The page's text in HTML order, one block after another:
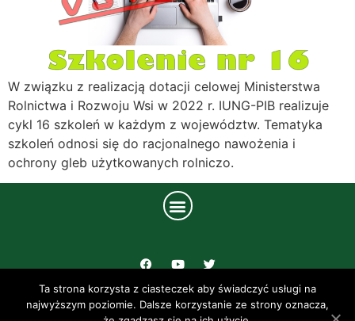
W związku z realizacją dotacji celowej Ministerstwa
Rolnictwa i Rozwoju Wsi w 2022 r. IUNG-PIB realizuje
cykl 16 szkoleń w każdym z województw. Tematyka
szkoleń odnosi się do racjonalnego nawożenia i
ochrony gleb użytkowanych rolniczo.
UL. CZARTORYSKICH 8 24-100 PUŁAWY
Ta strona korzysta z ciasteczek aby świadczyć usługi na
najwyższym poziomie. Dalsze korzystanie ze strony oznacza,